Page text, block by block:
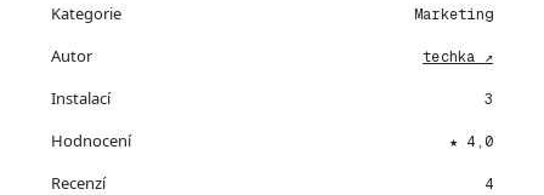
Kategorie Marketing
Autor techka ↗
Instalací 3
Hodnocení ★ 4,0
Recenzí 4